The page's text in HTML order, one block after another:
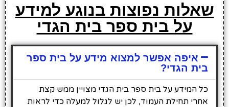
שאלות נפוצות בנוגע למידע
על בית ספר בית הגדי
איפה אפשר למצוא מידע על בית ספר
בית הגדי?
כל המידע על בית ספר בית הגדי מצויין ממש קצת
אחרי תחילת העמוד, לכן יש לגלול למעלה כדי לראות